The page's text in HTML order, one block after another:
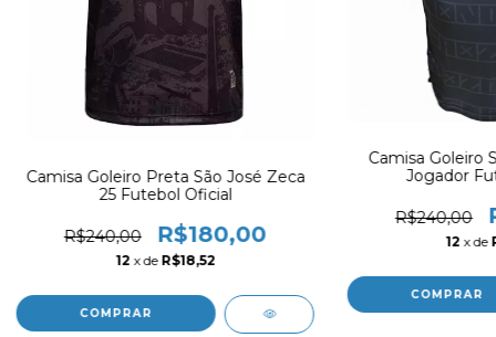
Camisa Goleiro Preta São José Zeca
25 Futebol Oficial
R$240,00 R$180,00
12 x de R$18,52
COMPRAR
Camisa Goleiro
Jogador
R$240,00
12 x de
COMPRAR